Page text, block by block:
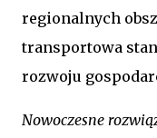
regionalnych
transportowa
rozwoju
Nowoczesne